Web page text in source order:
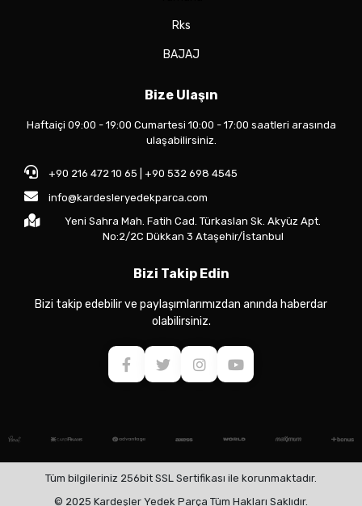
Rks
BAJAJ
Bize Ulaşın
Haftaiçi 09:00 - 19:00 Cumartesi 10:00 - 17:00 saatleri arasında
ulaşabilirsiniz.
+90 216 472 10 65 | +90 532 698 4545
info@kardesleryedekparca.com
Yeni Sahra Mah. Fatih Cad. Türkaslan Sk. Akyüz Apt.
No:2/2C Dükkan 3 Ataşehir/İstanbul
Bizi Takip Edin
Bizi takip edebilir ve paylaşımlarımızdan anında haberdar
olabilirsiniz.
Tüm bilgileriniz 256bit SSL Sertifikası ile korunmaktadır.
© 2025 Kardeşler Yedek Parça Tüm Hakları Saklıdır.